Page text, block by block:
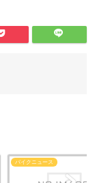
バイクニュース